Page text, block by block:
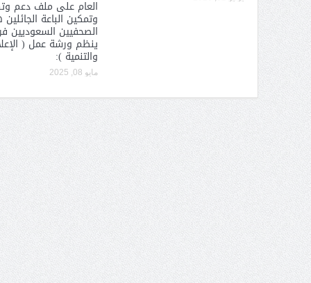
العام على ملف دعم
وتمكين الباعة
الصحفيين السعوديين
ينظم ورشة عمل (
والتنمية ):
مايو 08, 2025